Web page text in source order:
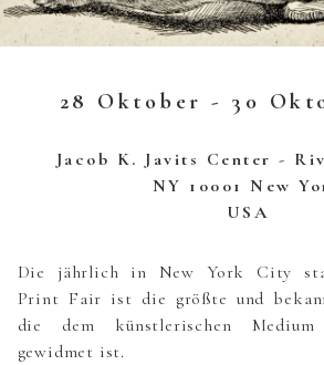
28 Oktober - 30
Jacob K. Javits Center -
NY 10001 New
USA
Die jährlich in New York City
Print Fair ist die größte und
die dem künstlerischen
gewidmet ist.